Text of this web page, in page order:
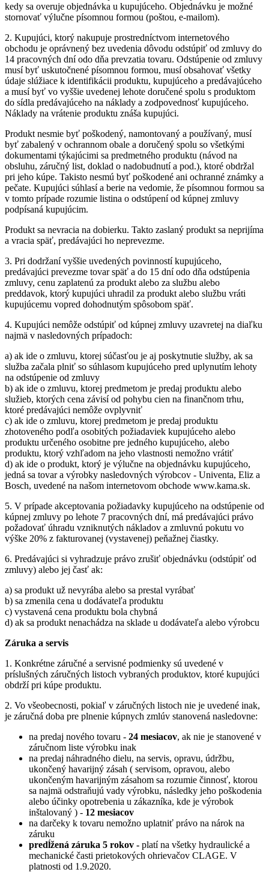
kedy sa overuje objednávka u kupujúceho. Objednávku je možné
stornovať výlučne písomnou formou (poštou, e-mailom).
2. Kupujúci, ktorý nakupuje prostredníctvom internetového
obchodu je oprávnený bez uvedenia dôvodu odstúpiť od zmluvy do
14 pracovných dní odo dňa prevzatia tovaru. Odstúpenie od zmluvy
musí byť uskutočnené písomnou formou, musí obsahovať všetky
údaje slúžiace k identifikácii produktu, kupujúceho a predávajúceho
a musí byť vo vyššie uvedenej lehote doručené spolu s produktom
do sídla predávajúceho na náklady a zodpovednosť kupujúceho.
Náklady na vrátenie produktu znáša kupujúci.
Produkt nesmie byť poškodený, namontovaný a používaný, musí
byť zabalený v ochrannom obale a doručený spolu so všetkými
dokumentami týkajúcimi sa predmetného produktu (návod na
obsluhu, záručný list, doklad o nadobudnutí a pod.), ktoré obdržal
pri jeho kúpe. Takisto nesmú byť poškodené ani ochranné známky a
pečate. Kupujúci súhlasí a berie na vedomie, že písomnou formou sa
v tomto prípade rozumie listina o odstúpení od kúpnej zmluvy
podpísaná kupujúcim.
Produkt sa nevracia na dobierku. Takto zaslaný produkt sa neprijíma
a vracia späť, predávajúci ho neprevezme.
3. Pri dodržaní vyššie uvedených povinností kupujúceho,
predávajúci prevezme tovar späť a do 15 dní odo dňa odstúpenia
zmluvy, cenu zaplatenú za produkt alebo za službu alebo
preddavok, ktorý kupujúci uhradil za produkt alebo službu vráti
kupujúcemu vopred dohodnutým spôsobom späť.
4. Kupujúci nemôže odstúpiť od kúpnej zmluvy uzavretej na diaľku
najmä v nasledovných prípadoch:
a) ak ide o zmluvu, ktorej súčasťou je aj poskytnutie služby, ak sa
služba začala plniť so súhlasom kupujúceho pred uplynutím lehoty
na odstúpenie od zmluvy
b) ak ide o zmluvu, ktorej predmetom je predaj produktu alebo
služieb, ktorých cena závisí od pohybu cien na finančnom trhu,
ktoré predávajúci nemôže ovplyvniť
c) ak ide o zmluvu, ktorej predmetom je predaj produktu
zhotoveného podľa osobitých požiadaviek kupujúceho alebo
produktu určeného osobitne pre jedného kupujúceho, alebo
produktu, ktorý vzhľadom na jeho vlastnosti nemožno vrátiť
d) ak ide o produkt, ktorý je výlučne na objednávku kupujúceho,
jedná sa tovar a výrobky nasledovných výrobcov - Univenta, Eliz a
Bosch, uvedené na našom internetovom obchode www.kama.sk.
5. V prípade akceptovania požiadavky kupujúceho na odstúpenie od
kúpnej zmluvy po lehote 7 pracovných dní, má predávajúci právo
požadovať úhradu vzniknutých nákladov a zmluvnú pokutu vo
výške 20% z fakturovanej (vystavenej) peňažnej čiastky.
6. Predávajúci si vyhradzuje právo zrušiť objednávku (odstúpiť od
zmluvy) alebo jej časť ak:
a) sa produkt už nevyrába alebo sa prestal vyrábať
b) sa zmenila cena u dodávateľa produktu
c) vystavená cena produktu bola chybná
d) ak sa produkt nenachádza na sklade u dodávateľa alebo výrobcu
Záruka a servis
1. Konkrétne záručné a servisné podmienky sú uvedené v
príslušných záručných listoch vybraných produktov, ktoré kupujúci
obdrží pri kúpe produktu.
2. Vo všeobecnosti, pokiaľ v záručných listoch nie je uvedené inak,
je záručná doba pre plnenie kúpnych zmlúv stanovená nasledovne:
na predaj nového tovaru - 24 mesiacov, ak nie je stanovené v
záručnom liste výrobku inak
na predaj náhradného dielu, na servis, opravu, údržbu,
ukončený havarijný zásah ( servisom, opravou, alebo
ukončeným havarijným zásahom sa rozumie činnosť, ktorou
sa najmä odstraňujú vady výrobku, následky jeho poškodenia
alebo účinky opotrebenia u zákazníka, kde je výrobok
inštalovaný ) - 12 mesiacov
na darčeky k tovaru nemožno uplatniť právo na nárok na
záruku
predĺžená záruka 5 rokov - platí na všetky hydraulické a
mechanické časti prietokových ohrievačov CLAGE. V
platnosti od 1.9.2020.